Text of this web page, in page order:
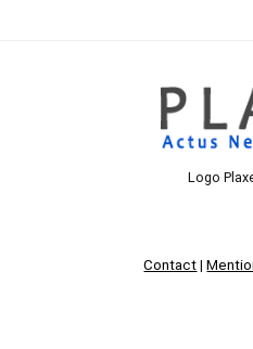
Logo
Contact |